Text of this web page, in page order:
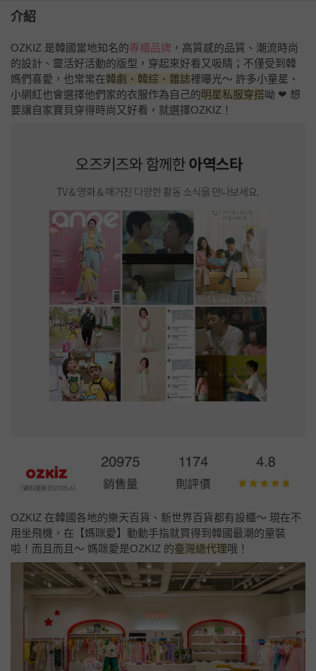
介紹
OZKIZ 是韓國當地知名的專櫃品牌 ，高質感的品質、潮流時尚
的設計、靈活好活動的版型，穿起來好看又吸睛；不僅受到韓
媽們喜愛，也常常在韓劇、韓綜、雜誌裡曝光～ 許多小童星、
小網紅也會選擇他們家的衣服作為自己的明星私服穿搭呦 ❤ 想
要讓自家寶貝穿得時尚又好看，就選擇OZKIZ！
OZKIZ 在韓國各地的樂天百貨、新世界百貨都有設櫃～ 現在不
用坐飛機，在【媽咪愛】動動手指就買得到韓國最潮的童裝
啦！而且而且～ 媽咪愛是OZKIZ 的臺灣總代理哦！